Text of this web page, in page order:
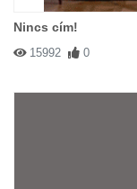
Nincs cím!
15992 0